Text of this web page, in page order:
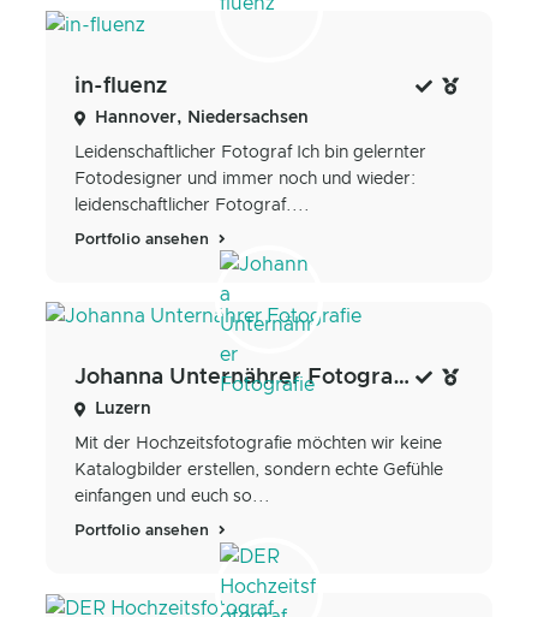
in-fluenz
Hannover, Niedersachsen
Leidenschaftlicher Fotograf Ich bin gelernter
Fotodesigner und immer noch und wieder:
leidenschaftlicher Fotograf....
Portfolio ansehen
Johanna Unternährer Fotografie
Luzern
Mit der Hochzeitsfotografie möchten wir keine
Katalogbilder erstellen, sondern echte Gefühle
einfangen und euch so...
Portfolio ansehen